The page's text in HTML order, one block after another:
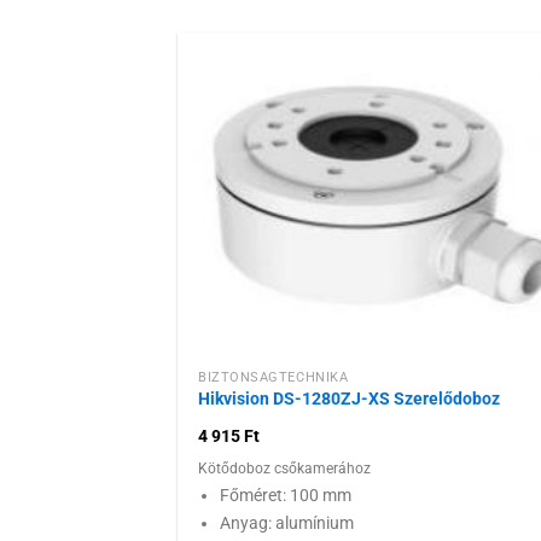
Hozzáadás
BIZTONSÁGTECHNIKA
Hikvision DS-1280ZJ-XS Szerelődoboz
4 915Ft
Kötődoboz csőkamerához
Főméret: 100 mm
Anyag: alumínium